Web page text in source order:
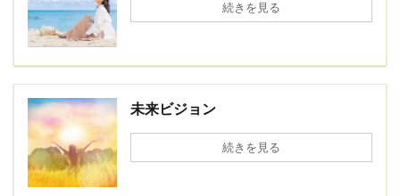
続きを見る
未来ビジョン
続きを見る